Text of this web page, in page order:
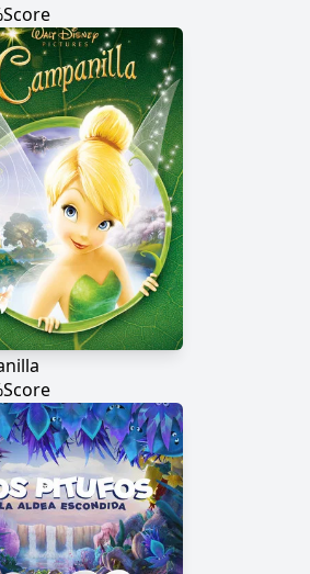
Score
Score